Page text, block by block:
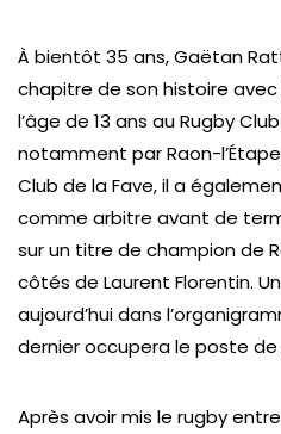
À bientôt 35 ans, Gaëtan
chapitre de son histoire avec
l’âge de 13 ans au Rugby
notamment par Raon-
Club de la Fave, il a
comme arbitre avant de
sur un titre de champion de
côtés de Laurent Florentin.
aujourd’hui dans
dernier occupera le poste
Après avoir mis le rugby